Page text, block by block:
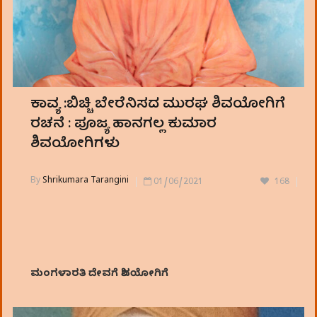
ಕಾವ್ಯ :ಬಿಚ್ಚಿ ಬೇರೆನಿಸದ ಮುರಘ ಶಿವಯೋಗಿಗೆ
ರಚನೆ : ಪೂಜ್ಯ ಹಾನಗಲ್ಲ ಕುಮಾರ
ಶಿವಯೋಗಿಗಳು
By Shrikumara Tarangini 01/06/2021 168
ಮಂಗಳಾರತಿ ದೇವಗೆ ಶಿವಯೋಗಿಗೆ
ಕಂಗಳಾಲಯ ಸಂಗಗೆ .